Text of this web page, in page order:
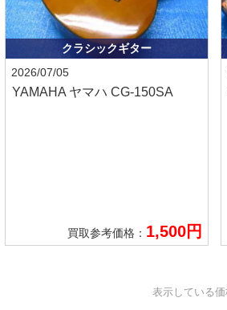
クラシックギター
2026/07/05
YAMAHA ヤマハ CG-150SA
買取参考価格： 1,500円
表示している